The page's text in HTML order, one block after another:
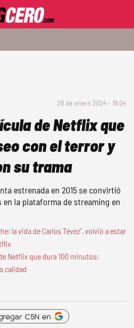
28 de enero 2024 - 19:04
de Netflix que
con el terror y
su trama
estrenada en 2015 se convirtió
en la plataforma de streaming en
la vida de Carlos Tévez", volvió a estar
Netflix que dura 100 minutos:
calidad
C5N en